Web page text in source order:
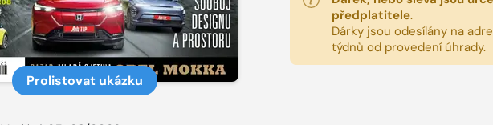
Prolistovat ukázku
předplatitele.
Dárky jsou odesílány na
týdnů od provedení úhrady.